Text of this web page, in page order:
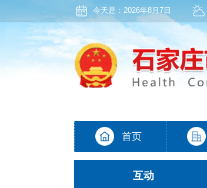
今天是： 2026年8月7日
互动